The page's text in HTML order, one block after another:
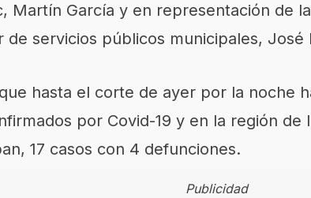
Martín García y en representación de
de servicios públicos municipales, José
hasta el corte de ayer por la noche
por Covid-19 y en la región de
17 casos con 4 defunciones.
Publicidad